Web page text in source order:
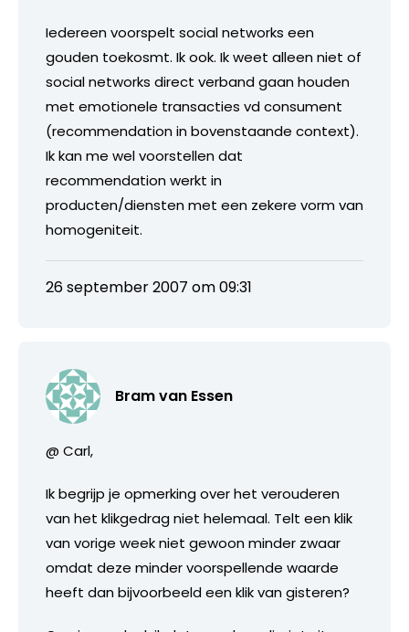
Iedereen voorspelt social networks een
gouden toekosmt. Ik ook. Ik weet alleen niet of
social networks direct verband gaan houden
met emotionele transacties vd consument
(recommendation in bovenstaande context).
Ik kan me wel voorstellen dat
recommendation werkt in
producten/diensten met een zekere vorm van
homogeniteit.
26 september 2007 om 09:31
Bram van Essen
@ Carl,
Ik begrijp je opmerking over het verouderen
van het klikgedrag niet helemaal. Telt een klik
van vorige week niet gewoon minder zwaar
omdat deze minder voorspellende waarde
heeft dan bijvoorbeeld een klik van gisteren?